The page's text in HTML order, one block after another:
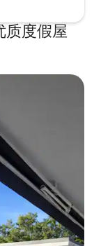
质度假屋